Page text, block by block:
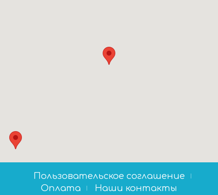
Пользовательское соглашение
Оплата
Наши контакты